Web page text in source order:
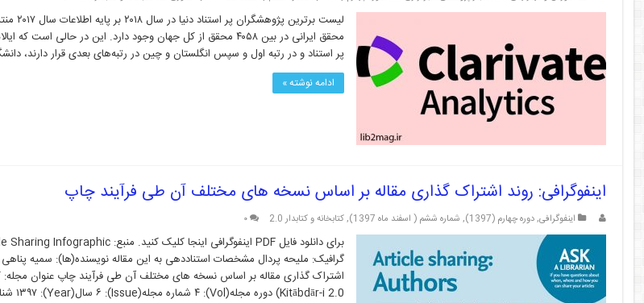
محقق ایرانی در بین ۴۰۵۸ محقق از کل جهان وجود دارد. این در حالی
پر استناد و در رتبه اول و سپس انگلستان و چین در رتبه‌های بعدی قرار دارند،
ادامه نوشته »
اینفوگرافی: روند اشتراک گذاری مقاله بر اساس نسخه های مختلف آن طی فرآیند چاپ
اینفوگرافی,دوره چهارم (1397) , شماره ششم ( اسفند ماه 1397) ,کتابخانه و کتابدار 2.0 ۰
گرافیک: ملیحه پردال مشخصات استناددهی به این مقاله نویسنده‌(ها): سمیه پناهی
Kitābdār-i 2.0) دوره مجله(Vol): ۴ شماره مجله(Issue): ۶ سال(Year): ۱۳۹۷ شناسه …